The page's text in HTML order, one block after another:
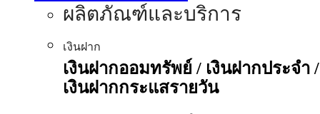
ผลิตภัณฑ์และบริการ
เงินฝาก
เงินฝากออมทรัพย์ / เงินฝากประจำ /
เงินฝากกระแสรายวัน